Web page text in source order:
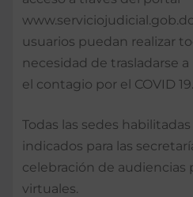
usuarios puedan realizar
necesidad de trasladarse a
el contagio por el COVID 19.
Todas las sedes
indicados para las
celebración de audiencias
virtuales.